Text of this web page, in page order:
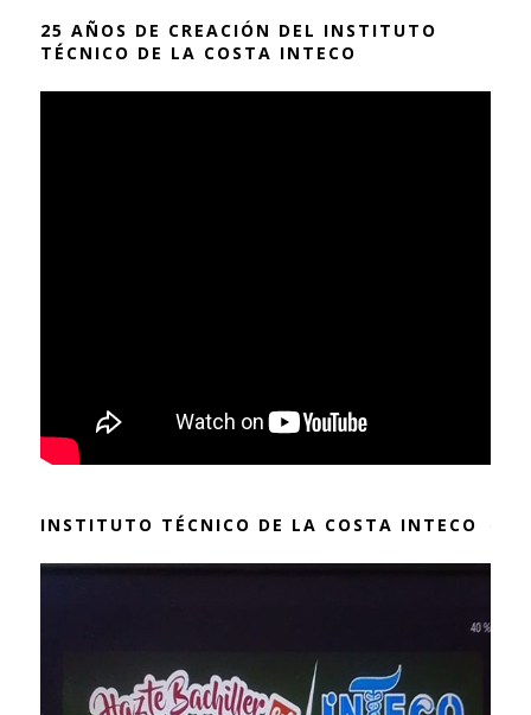
25 AÑOS DE CREACIÓN DEL INSTITUTO
TÉCNICO DE LA COSTA INTECO
INSTITUTO TÉCNICO DE LA COSTA INTECO